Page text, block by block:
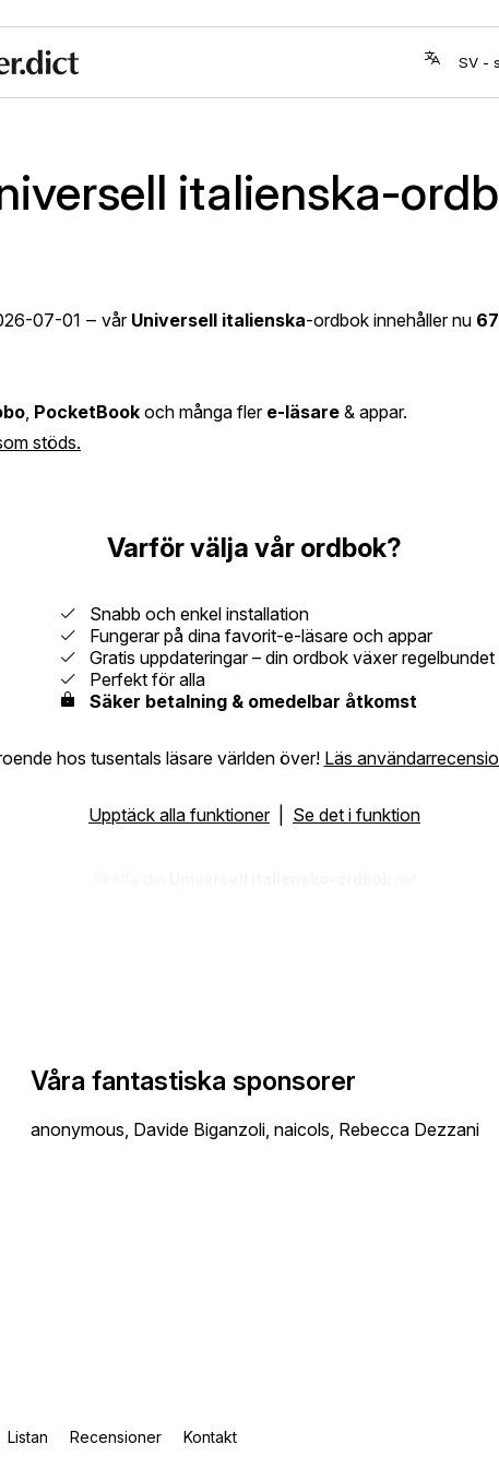
italienska-
07-01 ‒ vår Universell italienska-ordbok innehåller nu
PocketBook och många fler e-läsare & appar.
stöds.
Varför välja vår ordbok?
Snabb och enkel installation
Fungerar på dina favorit-e-läsare och appar
Gratis uppdateringar – din ordbok växer regelbundet
Perfekt för alla
Säker betalning & omedelbar åtkomst
hos tusentals läsare världen över! Läs
Upptäck alla funktioner| Se det i funktion
Våra fantastiska sponsorer
anonymous, Davide Biganzoli, naicols, Rebecca Dezzani
Listan Recensioner Kontakt